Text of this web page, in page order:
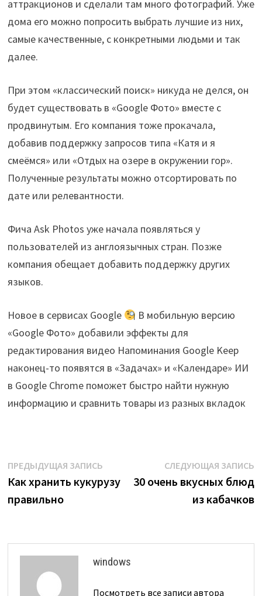
аттракционов и сделали там много фотографий. Уже
дома его можно попросить выбрать лучшие из них,
самые качественные, с конкретными людьми и так
далее.
При этом «классический поиск» никуда не делся, он
будет существовать в «Google Фото» вместе с
продвинутым. Его компания тоже прокачала,
добавив поддержку запросов типа «Катя и я
смеёмся» или «Отдых на озере в окружении гор».
Полученные результаты можно отсортировать по
дате или релевантности.
Фича Ask Photos уже начала появляться у
пользователей из англоязычных стран. Позже
компания обещает добавить поддержку других
языков.
Новое в сервисах Google
В мобильную версию
«Google Фото» добавили эффекты для
редактирования видео Напоминания Google Keep
наконец-то появятся в «Задачах» и «Календаре» ИИ
в Google Chrome поможет быстро найти нужную
информацию и сравнить товары из разных вкладок
Навигация
по
записям
ПРЕДЫДУЩАЯ ЗАПИСЬПредыдущая
запись:
Как хранить кукурузу
правильно
СЛЕДУЮЩАЯ ЗАПИСЬ
30 очень вкусных блюд
из кабачков
windows
Посмотреть все записи автора